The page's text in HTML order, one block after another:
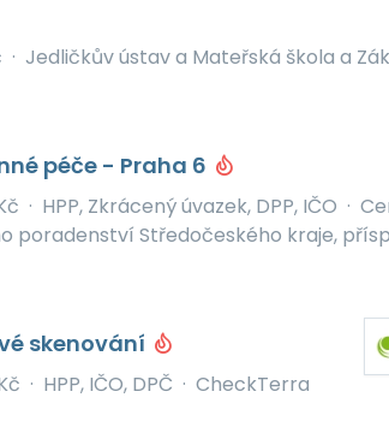
· Jedličkův ústav a Mateřská škola a
péče - Praha 6
· HPP, Zkrácený úvazek, DPP, IČO ·
poradenství Středočeského kraje,
skenování
· HPP, IČO, DPČ · CheckTerra